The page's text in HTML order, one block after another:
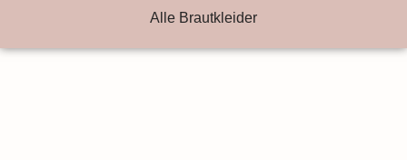
Alle Brautkleider